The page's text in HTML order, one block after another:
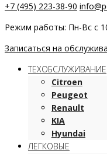
+7 (495) 223-38-90
Режим работы: Пн-Вс с
Записаться на
ТЕХОБСЛУЖИВАНИЕ
Citroen
Peugeot
Renault
KIA
Hyundai
ЛЕГКОВЫЕ